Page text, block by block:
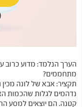
הערך הנלמד: מדוע כרוב
מתחממים?
תקציר: אבא של לונה מכין
נדהמים לגלות שהכמות
קטנה. הם יוצאים למסע